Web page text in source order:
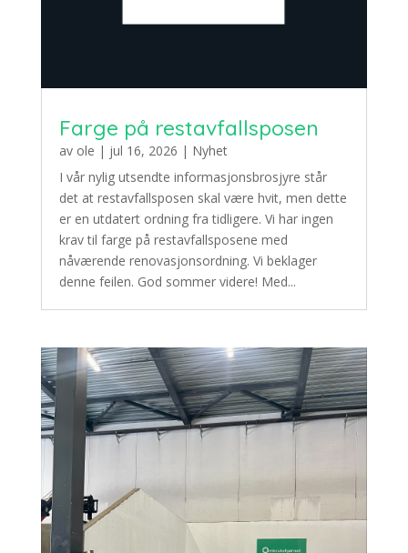
Farge på restavfallsposen
av ole | jul 16, 2026 | Nyhet
I vår nylig utsendte informasjonsbrosjyre står
det at restavfallsposen skal være hvit, men dette
er en utdatert ordning fra tidligere. Vi har ingen
krav til farge på restavfallsposene med
nåværende renovasjonsordning. Vi beklager
denne feilen. God sommer videre! Med...